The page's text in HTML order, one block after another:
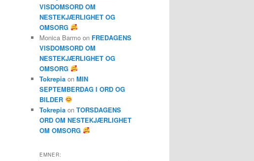
VISDOMSORD OM
NESTEKJÆRLIGHET OG
OMSORG
Monica Barmo on FREDAGENS
VISDOMSORD OM
NESTEKJÆRLIGHET OG
OMSORG
Tokrepia on MIN
SEPTEMBERDAG I ORD OG
BILDER
Tokrepia on TORSDAGENS
ORD OM NESTEKJÆRLIGHET
OM OMSORG
EMNER: